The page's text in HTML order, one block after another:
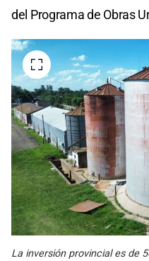
del Programa de Obras
La inversión provincial es de